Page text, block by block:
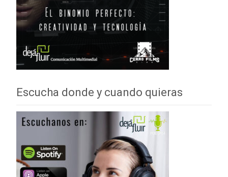
Escucha donde y cuando quieras